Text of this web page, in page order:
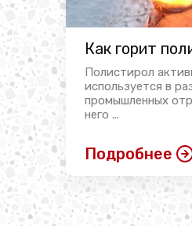
Как горит
Полистирол
используется в
промышленных
него ...
Подробнее